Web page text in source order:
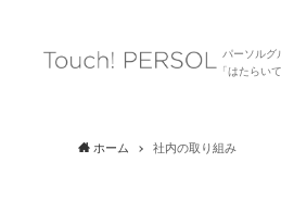
パーソルグ
「はたらい
ホーム 社内の取り組み